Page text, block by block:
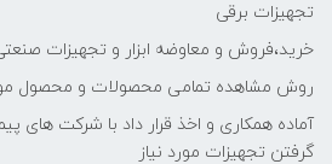
تجهیزات برقی
خرید،فروش و معاوضه ابزار و تجهیزات
روش مشاهده تمامی محصولات و محصول
آماده همکاری و اخذ قرار داد با شرکت های
گرفتن تجهیزات مورد نیاز